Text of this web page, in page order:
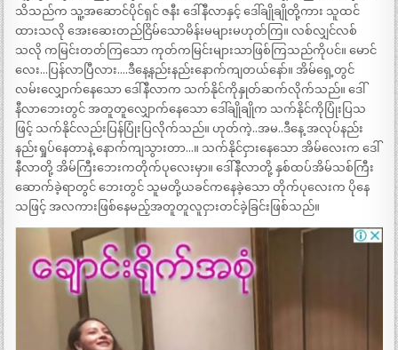
သိသည်က သူ့အဆောင်ပိုင်ရှင် ဇနီး ဒေါ်နီလာနှင့် ဒေါ်ချိုချိုတို့ကား သူထင်
ထားသလို အေးဆေးတည်ငြိမ်သောမိန်းမများမဟုတ်ကြ။ လစ်လျှင်လစ်
သလို ကမြင်းတတ်ကြသော ကုတ်ကမြင်းများသာဖြစ်ကြသည်ကိုပင်။ မောင်
လေး…ပြန်လာပြီလား….ဒီနေ့နည်းနည်းနောက်ကျတယ်နော်။ အိမ်ရှေ့တွင်
လမ်းလျှောက်နေသော ဒေါ်နီလာက သက်နိုင်ကိုနှုတ်ဆက်လိုက်သည်။ ဒေါ်
နီလာဘေးတွင် အတူတူလျှောက်နေသော ဒေါ်ချိုချိုက သက်နိုင်ကိုပြုံးပြသ
ဖြင့် သက်နိုင်လည်းပြန်ပြုံးပြလိုက်သည်။ ဟုတ်ကဲ့..အမ..ဒီနေ့ အလုပ်နည်း
နည်းရှုပ်နေတာနဲ့ နောက်ကျသွားတာ…။ သက်နိုင်ငှားနေသော အိမ်လေးက ဒေါ်
နီလာတို့ အိမ်ကြီးဘေးကတိုက်ပုလေးမှာ။ ဒေါ်နီလာတို့ နှစ်ထပ်အိမ်သစ်ကြီး
ဆောက်ခဲ့ရာတွင် ဘေးတွင် သူမတို့ယခင်ကနေခဲ့သော တိုက်ပုလေးက ပိုနေ
သဖြင့် အလကားဖြစ်နေမည့်အတူတူလူငှားတင်ခဲ့ခြင်းဖြစ်သည်။